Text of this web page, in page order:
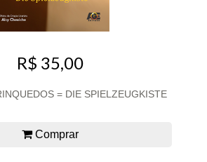
R$ 35,00
= DIE SPIELZEUGKISTE
Comprar